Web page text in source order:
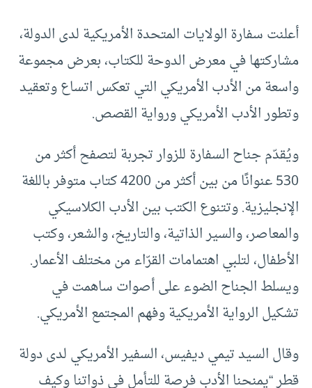
أعلنت سفارة الولايات المتحدة الأمريكية لدى الدولة،
مشاركتها في معرض الدوحة للكتاب، بعرض مجموعة
واسعة من الأدب الأمريكي التي تعكس اتساع وتعقيد
وتطور الأدب الأمريكي ورواية القصص.
ويُقدّم جناح السفارة للزوار تجربة لتصفح أكثر من
530 عنوانًا من بين أكثر من 4200 كتاب متوفر باللغة
الإنجليزية. وتتنوع الكتب بين الأدب الكلاسيكي
والمعاصر، والسير الذاتية، والتاريخ، والشعر، وكتب
الأطفال، لتلبي اهتمامات القرّاء من مختلف الأعمار.
ويسلط الجناح الضوء على أصوات ساهمت في
تشكيل الرواية الأمريكية وفهم المجتمع الأمريكي.
وقال السيد تيمي ديفيس، السفير الأمريكي لدى دولة
قطر “يمنحنا الأدب فرصة للتأمل في ذواتنا وكيف